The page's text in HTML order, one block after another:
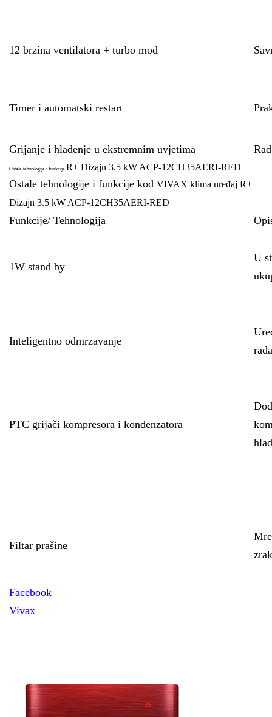
12 brzina ventilatora + turbo mod
Timer i automatski restart
Grijanje i hlađenje u ekstremnim uvjetima
Ostale tehnologije i funkcije R+ Dizajn 3.5 kW ACP-12CH35AERI-RED
Ostale tehnologije i funkcije kod VIVAX klima uređaj R+
Dizajn 3.5 kW ACP-12CH35AERI-RED
Funkcije/ Tehnologija
1W stand by
U
Inteligentno odmrzavanje
PTC grijači kompresora i kondenzatora
Filtar prašine
Facebook
Vivax